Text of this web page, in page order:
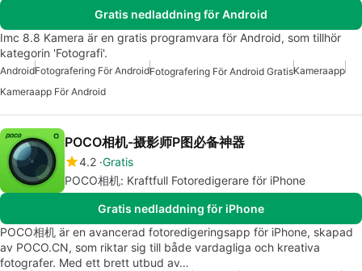
Gratis nedladdning för Android
Imc 8.8 Kamera är en gratis programvara för Android, som tillhör
kategorin 'Fotografi'.
AndroidFotografering För AndroidFotografering För Android GratisKameraapp
Kameraapp För Android
POCO相机-摄影师P图必备神器
4.2 Gratis
POCO相机: Kraftfull Fotoredigerare för iPhone
Gratis nedladdning för iPhone
POCO相机 är en avancerad fotoredigeringsapp för iPhone, skapad
av POCO.CN, som riktar sig till både vardagliga och kreativa
fotografer. Med ett brett utbud av…